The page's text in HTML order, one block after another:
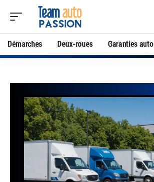
Démarches Deux-roues Garanties auto